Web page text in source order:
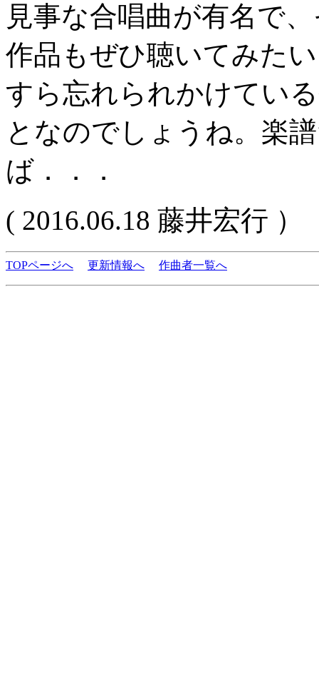
見事な合唱曲が有名で
作品もぜひ聴いてみた
すら忘れられかけてい
となのでしょうね。楽
ば．．．
( 2016.06.18 藤井宏行 ）
TOPページへ 更新情報へ 作曲者一覧へ